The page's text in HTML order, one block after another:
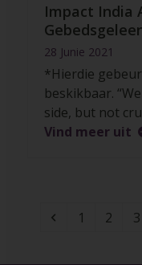
Impact India
28 Junie 2021
*Hierdie
beskikbaar.
side, but not
Vind meer uit
VorigePage
1 Page
2 3